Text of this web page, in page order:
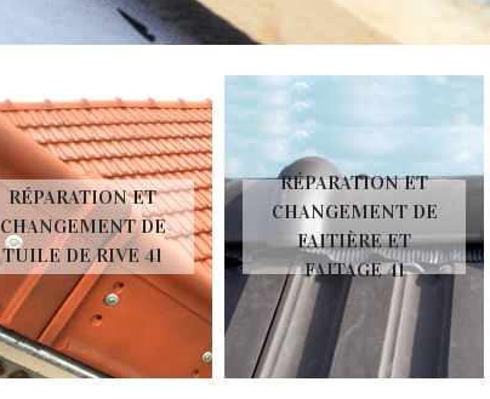
RÉPARATION ET
CHANGEMENT DE
TUILE DE RIVE 41
RÉPARATION ET
CHANGEMENT DE
FAITIÈRE ET
FAITAGE 41